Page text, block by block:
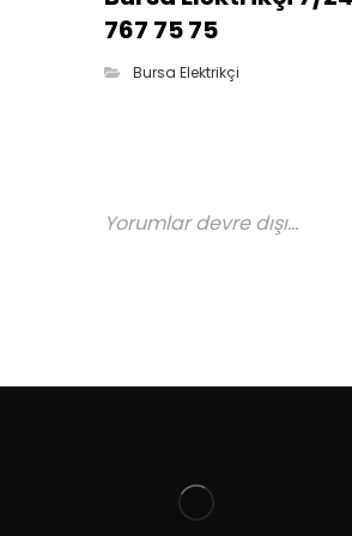
767 75 75
Bursa Elektrikçi
Yorumlar devre dışı...